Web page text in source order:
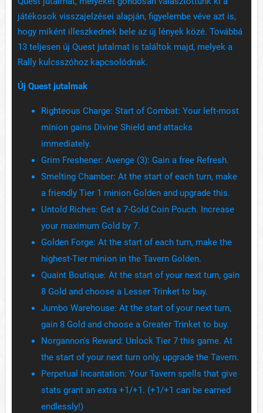
játékosok visszajelzései alapján, figyelembe véve azt is,
hogy miként illeszkednek bele az új lények közé. Továbbá
13 teljesen új Quest jutalmat is találtok majd, melyek a
Rally kulcsszóhoz kapcsolódnak.
Új Quest jutalmak
Righteous Charge: Start of Combat: Your left-most
minion gains Divine Shield and attacks
immediately.
Grim Freshener: Avenge (3): Gain a free Refresh.
Smelting Chamber: At the start of each turn, make
a friendly Tier 1 minion Golden and upgrade this.
Untold Riches: Get a 7-Gold Coin Pouch. Increase
your maximum Gold by 7.
Golden Forge: At the start of each turn, make the
highest-Tier minion in the Tavern Golden.
Quaint Boutique: At the start of your next turn, gain
8 Gold and choose a Lesser Trinket to buy.
Jumbo Warehouse: At the start of your next turn,
gain 8 Gold and choose a Greater Trinket to buy.
Norgannon's Reward: Unlock Tier 7 this game. At
the start of your next turn only, upgrade the Tavern.
Perpetual Incantation: Your Tavern spells that give
stats grant an extra +1/+1. (+1/+1 can be earned
endlessly!)